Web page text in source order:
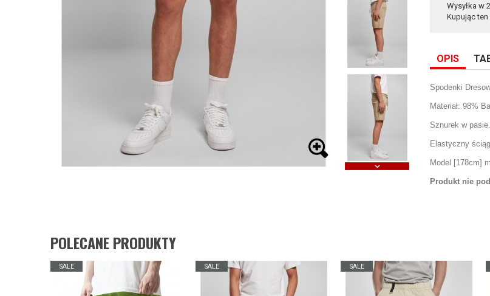
Wysyłka w
Kupując
OPIS
Spodenki
Materiał: 98%
Sznurek w pasie.
Elastyczny
Model [178cm]
Produkt nie
POLECANE PRODUKTY
SALE SALE SALE